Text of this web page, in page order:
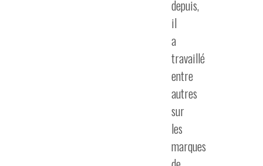
depuis,
il
a
travaillé
entre
autres
sur
les
marques